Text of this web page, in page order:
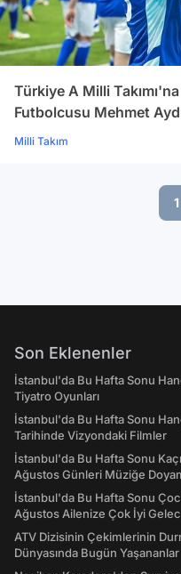
Türkiye A Milli
Futbolcusu Mehmet
Milli Takım
1
Son Eklenenler
İstanbul'da Bu Hafta Sonu
Tiyatro Oyunları
İstanbul'da Bu Hafta Sonu
Tarihinde Vizyondaki Filmler
İstanbul'da Bu Hafta Sonu
Ağustos Günleri Müziğe
İstanbul'da Bu Hafta Sonu
Ağustos Ailenize Çok İyi
ATV Dizisinin Çekimlerinin
Dünyasında Bugün Yaşananlar